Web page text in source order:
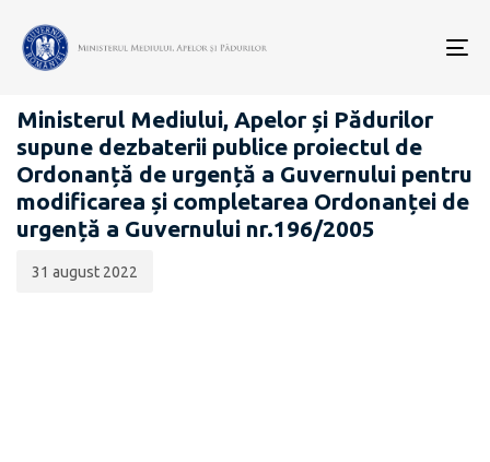
PROIECTE ACTE NORMATIVE
Ministerul Mediului, Apelor și Pădurilor
supune dezbaterii publice proiectul de
Ordonanță de urgență a Guvernului pentru
modificarea și completarea Ordonanței de
urgență a Guvernului nr.196/2005
publicării:
31 august 2022